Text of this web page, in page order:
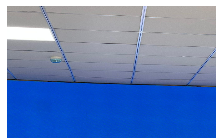
Результаты аукционов ГЦБ
Объем ГЦБ в обращении
Результаты аукционов по депозитам